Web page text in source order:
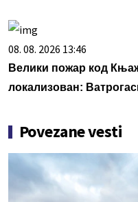
08. 08. 2026 13:46
Велики пожар код
локализован:
Povezane vesti